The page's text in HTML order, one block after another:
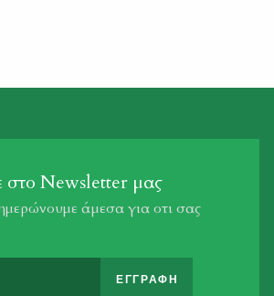
στο Newsletter μας
άμεσα για οτι σας